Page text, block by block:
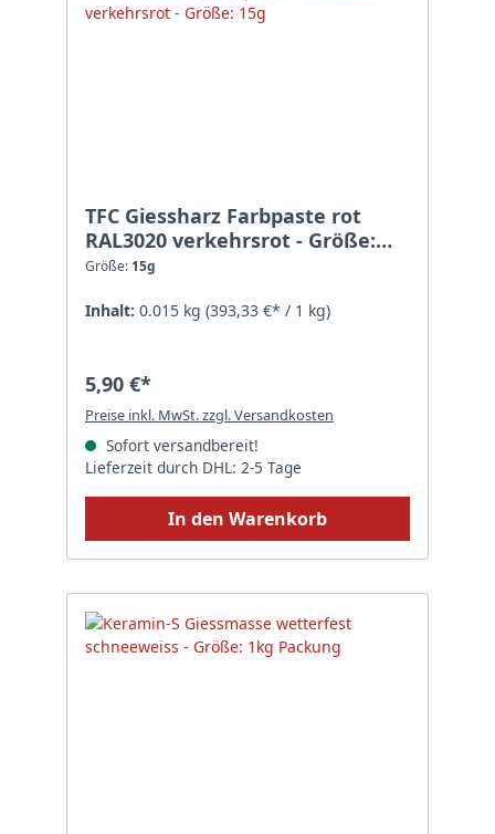
TFC Giessharz Farbpaste rot
RAL3020 verkehrsrot - Größe:
15g
Größe: 15g
Inhalt: 0.015 kg (393,33 €* / 1 kg)
5,90 €*
Preise inkl. MwSt. zzgl. Versandkosten
Sofort versandbereit!
Lieferzeit durch DHL: 2-5 Tage
In den Warenkorb